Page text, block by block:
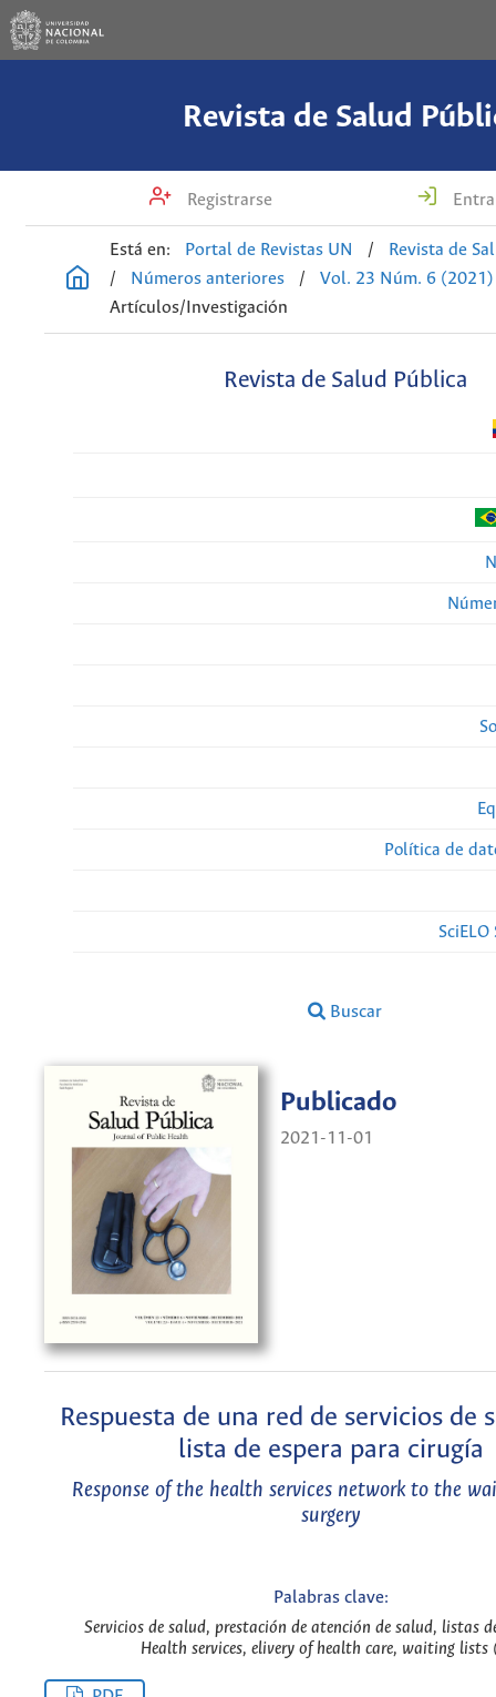
Revista de Salud
Registrarse
Está en: Portal de Revistas UN /
Revista de
/
Números anteriores /
Vol. 23 Núm. 6 (2021)
Artículos/Investigación
Revista de Salud Pública
Política de
Buscar
Publicado
2021-11-01
Respuesta de una red de servicios de
lista de espera para cirugía
Response of the health services network to the
surgery
Palabras clave:
Servicios de salud, prestación de atención de salud, listas
Health services, elivery of health care, waiting lists